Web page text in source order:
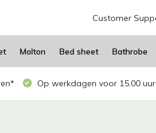
Customer
Molton Bed sheet Bathrobe
Op werkdagen voor 15.00